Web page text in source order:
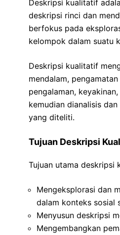
Deskripsi kualitatif
deskripsi rinci dan
berfokus pada
kelompok dalam suatu
Deskripsi kualitatif
mendalam,
pengalaman,
kemudian dianalisis
yang diteliti.
Tujuan Deskripsi
Tujuan utama deskripsi
Mengeksplorasi dan
dalam konteks sosial
Menyusun deskripsi
Mengembangkan